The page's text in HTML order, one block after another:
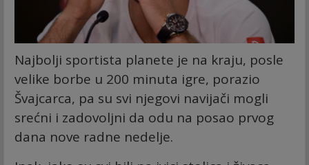
Najbolji sportista planete je na kraju, posle
velike borbe u 200 minuta igre, porazio
Švajcarca, pa su svi njegovi navijači mogli
srećni i zadovoljni da odu na posao prvog
dana nove radne nedelje.